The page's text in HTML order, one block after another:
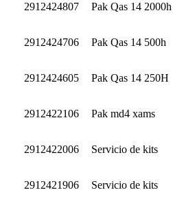
2912424807 Pak Qas 14 2000h
2912424706 Pak Qas 14 500h
2912424605 Pak Qas 14 250H
2912422106 Pak md4 xams
2912422006 Servicio de kits
2912421906 Servicio de kits